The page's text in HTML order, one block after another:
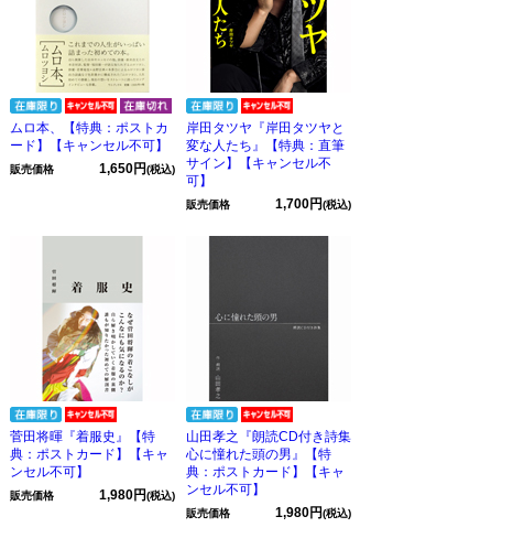
ムロ本、【特典：ポストカ
ード】【キャンセル不可】
販売価格 1,650円(税込)
岸田タツヤ『岸田タツヤと
変な人たち』【特典：直筆
サイン】【キャンセル不
可】
販売価格 1,700円(税込)
菅田将暉『着服史』【特
典：ポストカード】【キャ
ンセル不可】
販売価格 1,980円(税込)
山田孝之『朗読CD付き詩集
心に憧れた頭の男』【特
典：ポストカード】【キャ
ンセル不可】
販売価格 1,980円(税込)